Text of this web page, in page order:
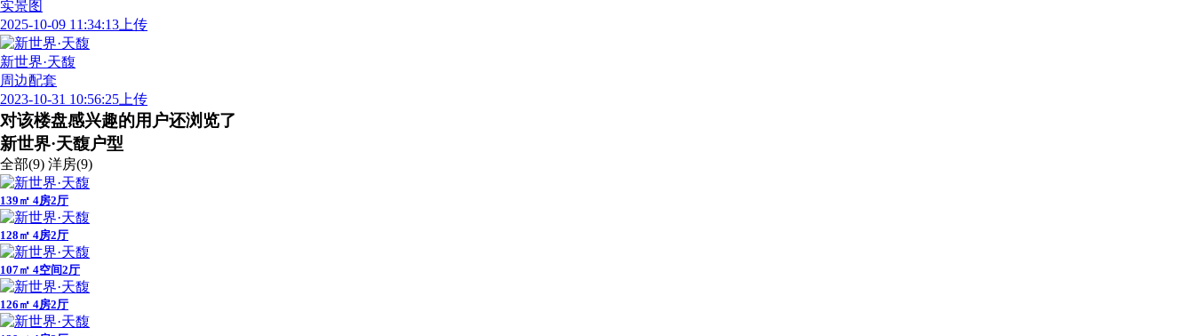
实景图
2025-10-09 11:34:13上传
新世界·天馥
周边配套
2023-10-31 10:56:25上传
对该楼盘感兴趣的用户还浏览了
新世界·天馥户型
全部(9) 洋房(9)
139㎡ 4房2厅
128㎡ 4房2厅
107㎡ 4空间2厅
126㎡ 4房2厅